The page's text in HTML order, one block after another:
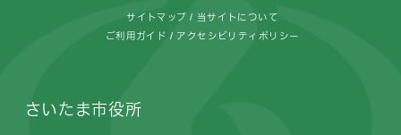
サイトマップ 当サイトについて
ご利用ガイド アクセシビリティポリシー
さいたま市役所